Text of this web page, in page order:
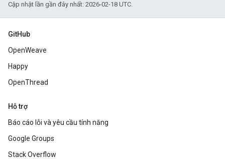
Cập nhật lần gần đây nhất: 2026-02-18 UTC.
GitHub
OpenWeave
Happy
OpenThread
Hỗ trợ
Báo cáo lỗi và yêu cầu tính năng
Google Groups
Stack Overflow